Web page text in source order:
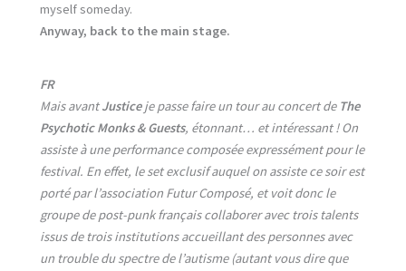
myself someday.
Anyway, back to the main stage.
FR
Mais avantJusticeje passe faire un tour au concert de The
Psychotic Monks & Guests, étonnant… et intéressant ! On
assiste à une performance composée expressément pour le
festival. En effet, le set exclusif auquel on assiste ce soir est
porté par l’association Futur Composé, et voit donc le
groupe de post-punk français collaborer avec trois talents
issus de trois institutions accueillant des personnes avec
un trouble du spectre de l’autisme (autant vous dire que